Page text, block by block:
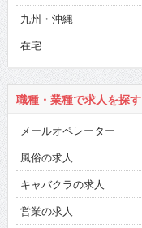
九州・沖縄
在宅
職種・業種で求人を探す
メールオペレーター
風俗の求人
キャバクラの求人
営業の求人